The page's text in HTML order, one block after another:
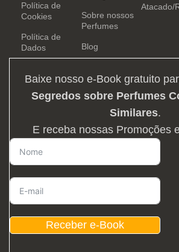
Política de
Cookies
Política de
Dados
Sobre nossos
Perfumes
Blog
Atacado/
Baixe nosso e-Book gratuito
Segredos sobre Perfumes
Similares.
E receba nossas Promoções
Receber e-Book